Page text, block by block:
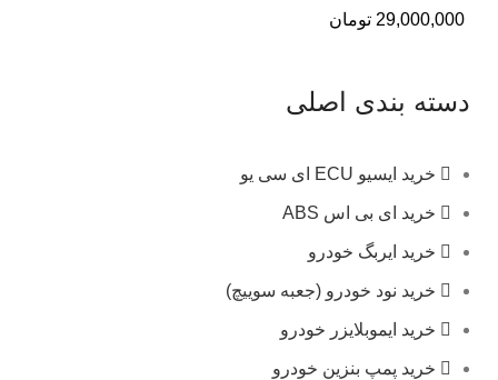
29,000,000 تومان
دسته بندی اصلی
خرید ایسیو ECU ای سی یو
خرید ای بی اس ABS
خرید ایربگ خودرو
خرید نود خودرو (جعبه سوییچ)
خرید ایموبلایزر خودرو
خرید پمپ بنزین خودرو